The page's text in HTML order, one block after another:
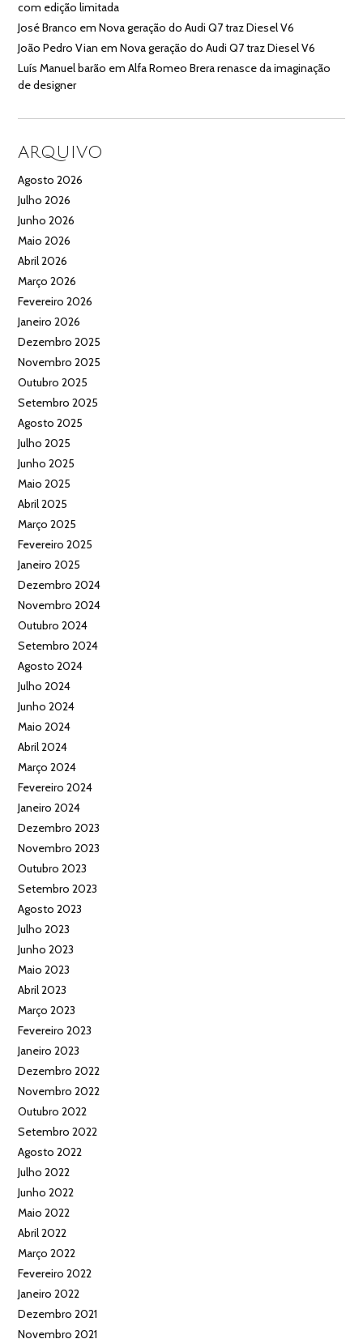
com edição limitada
José Branco emNova geração do Audi Q7 traz Diesel V6
João Pedro Vian emNova geração do Audi Q7 traz Diesel V6
Luís Manuel barão emAlfa Romeo Brera renasce da imaginação
de designer
ARQUIVO
Agosto 2026
Julho 2026
Junho 2026
Maio 2026
Abril 2026
Março 2026
Fevereiro 2026
Janeiro 2026
Dezembro 2025
Novembro 2025
Outubro 2025
Setembro 2025
Agosto 2025
Julho 2025
Junho 2025
Maio 2025
Abril 2025
Março 2025
Fevereiro 2025
Janeiro 2025
Dezembro 2024
Novembro 2024
Outubro 2024
Setembro 2024
Agosto 2024
Julho 2024
Junho 2024
Maio 2024
Abril 2024
Março 2024
Fevereiro 2024
Janeiro 2024
Dezembro 2023
Novembro 2023
Outubro 2023
Setembro 2023
Agosto 2023
Julho 2023
Junho 2023
Maio 2023
Abril 2023
Março 2023
Fevereiro 2023
Janeiro 2023
Dezembro 2022
Novembro 2022
Outubro 2022
Setembro 2022
Agosto 2022
Julho 2022
Junho 2022
Maio 2022
Abril 2022
Março 2022
Fevereiro 2022
Janeiro 2022
Dezembro 2021
Novembro 2021